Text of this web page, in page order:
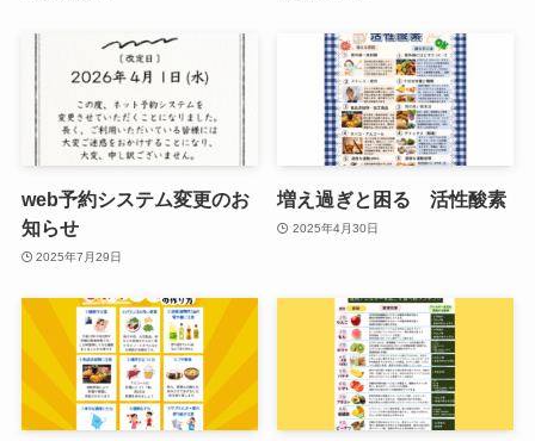
web予約システム変更のお
知らせ
2025年7月29日
増え過ぎと困る 活性酸素
2025年4月30日